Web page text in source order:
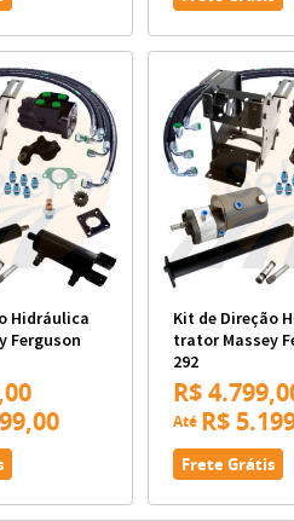
Hidráulica
Ferguson
Kit de Direção
trator Massey
292
R$
Até R$
Frete Grátis